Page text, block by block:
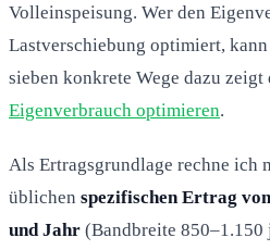
Volleinspeisung. Wer den
Lastverschiebung optimiert,
sieben konkrete Wege dazu zeigt
Eigenverbrauch optimieren.
Als Ertragsgrundlage rechne ich
üblichen spezifischen Ertrag
und Jahr (Bandbreite 850–1.150